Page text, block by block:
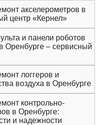
акселерометров в
центр «Кернел»
и панели роботов
Оренбурге – сервисный
логгеров и
воздуха в Оренбурге
контрольно-
в Оренбурге:
и надежности